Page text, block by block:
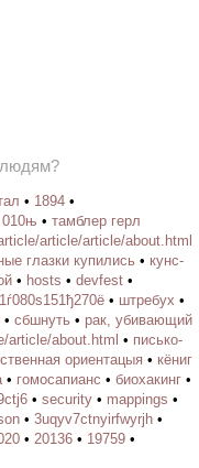
• 1894 •
010њ • тамблер герл
article/article/about.html
глазки купились • кунс-
• hosts • devfest •
• штребух •
• сбшнуть • рак, убивающий
article/about.html • писько-
ориентацыя • кёниг
• гомосапианс • биохакинг •
• security • mappings •
• 3uqyv7ctnyirfwyrjh •
• 20136 • 19759 •